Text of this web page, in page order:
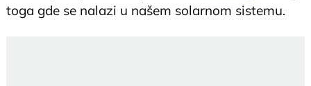
toga gde se nalazi u našem solarnom sistemu.